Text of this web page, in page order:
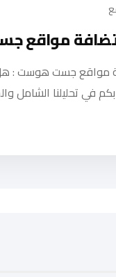
مواقع
مواقع جست هوست :
بكم في تحليلنا الشامل